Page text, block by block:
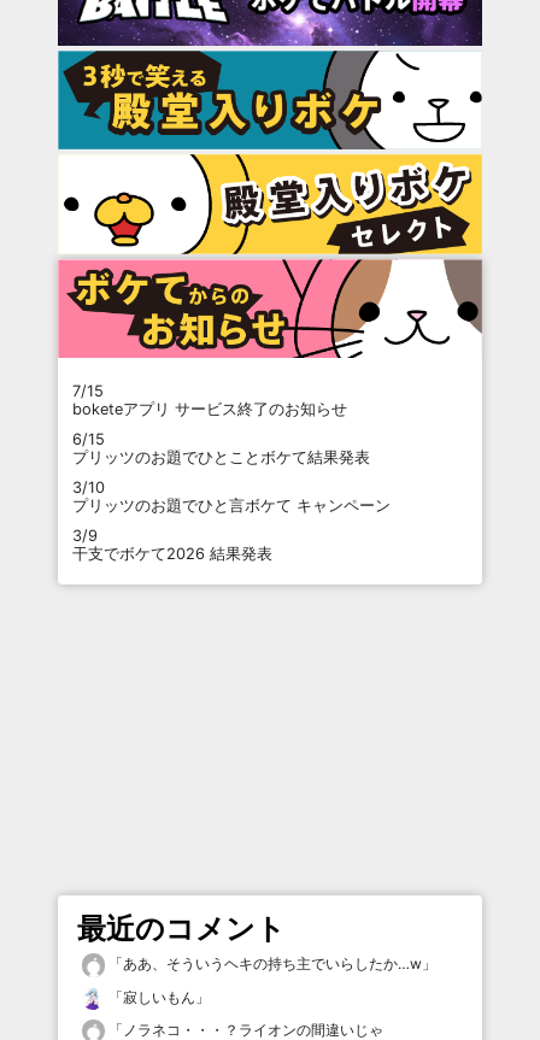
7/15
boketeアプリ サービス終了のお知らせ
6/15
プリッツのお題でひとことボケて結果発表
3/10
プリッツのお題でひと言ボケて キャンペーン
3/9
干支でボケて2026 結果発表
最近のコメント
「ああ、そういうヘキの持ち主でいらしたか…w 」
「寂しいもん 」
「 ノラネコ・・・？ライオンの間違いじゃ